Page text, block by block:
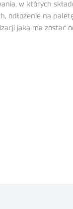
w których
odłożenie na
jaka ma zostać